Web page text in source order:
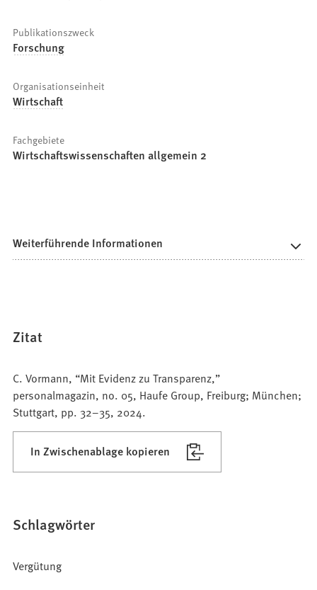
Publikationszweck
Forschung
Organisationseinheit
Wirtschaft
Fachgebiete
Wirtschaftswissenschaften allgemein 2
Weiterführende Informationen
Zitat
C. Vormann, “Mit Evidenz zu Transparenz,”
personalmagazin, no. 05, Haufe Group, Freiburg; München;
Stuttgart, pp. 32–35, 2024.
In Zwischenablage kopieren
Schlagwörter
Vergütung